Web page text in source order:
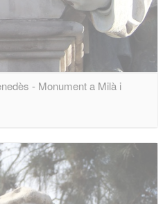
- Monument a Milà i